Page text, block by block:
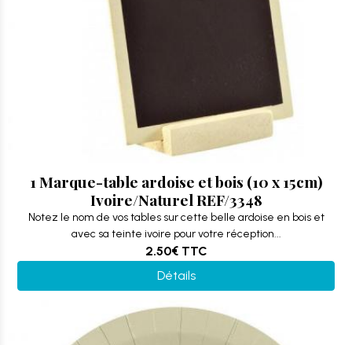
1 Marque-table ardoise et bois (10 x 15cm)
Ivoire/Naturel REF/3348
Notez le nom de vos tables sur cette belle ardoise en bois et
avec sa teinte ivoire pour votre réception...
2.50€ TTC
Détails